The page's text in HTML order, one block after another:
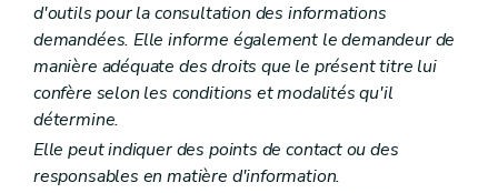
d'outils pour la consultation des informations
demandées. Elle informe également le demandeur de
manière adéquate des droits que le présent titre lui
confère selon les conditions et modalités qu'il
détermine.
Elle peut indiquer des points de contact ou des
responsables en matière d'information.